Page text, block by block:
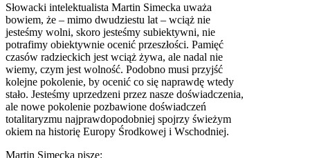
Słowacki intelektualista Martin Simecka uważa
bowiem, że – mimo dwudziestu lat – wciąż nie
jesteśmy wolni, skoro jesteśmy subiektywni, nie
potrafimy obiektywnie ocenić przeszłości. Pamięć
czasów radzieckich jest wciąż żywa, ale nadal nie
wiemy, czym jest wolność. Podobno musi przyjść
kolejne pokolenie, by ocenić co się naprawdę wtedy
stało. Jesteśmy uprzedzeni przez nasze doświadczenia,
ale nowe pokolenie pozbawione doświadczeń
totalitaryzmu najprawdopodobniej spojrzy świeżym
okiem na historię Europy Środkowej i Wschodniej.
Martin Simecka pisze: